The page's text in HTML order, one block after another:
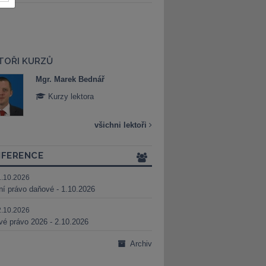
KURZŮ
Mgr. Marek Bednář
Kurzy lektora
všichni lektoři
právo daňové - 1.10.2026
právo 2026 - 2.10.2026
Archiv